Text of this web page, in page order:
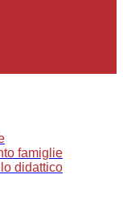
famiglie
didattico